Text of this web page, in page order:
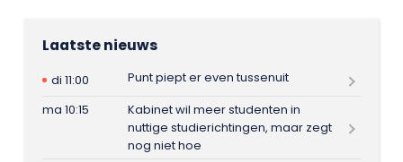
Laatste nieuws
di 11:00
Punt piept er even tussenuit
ma 10:15
Kabinet wil meer studenten in
nuttige studierichtingen, maar zegt
nog niet hoe